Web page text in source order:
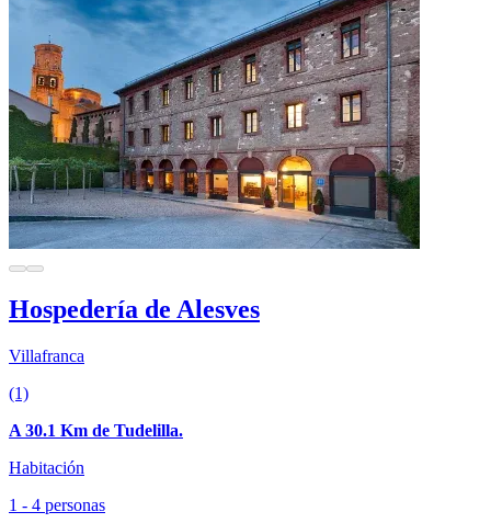
Hospedería de Alesves
Villafranca
(1)
A 30.1 Km de Tudelilla.
Habitación
1 - 4 personas